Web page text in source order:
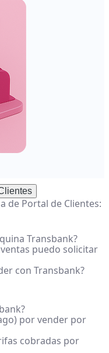
de Portal de Clientes:
Transbank?
puedo solicitar
con Transbank?
por vender por
cobradas por